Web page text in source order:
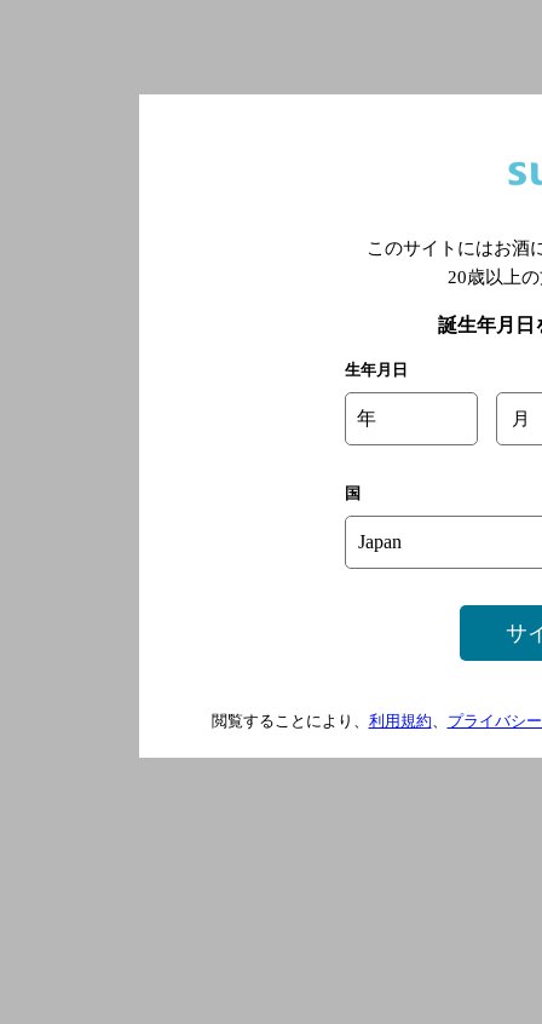
このサイトにはお酒
20歳以上
誕生年月日
生年月日
年 月
国
サ
閲覧することにより、 利用規約、 プライバシ